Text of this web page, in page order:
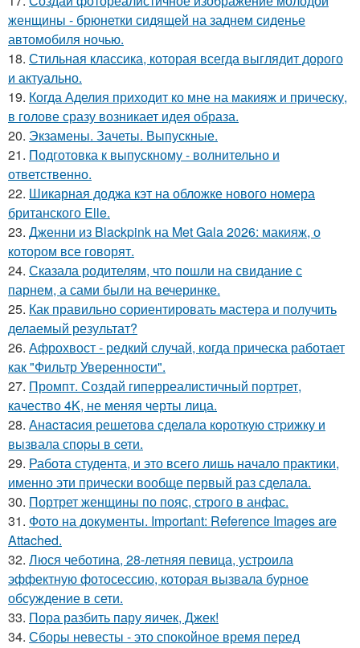
женщины - брюнетки сидящей на заднем сиденье
автомобиля ночью.
18. Стильная классика, которая всегда выглядит дорого
и актуально.
19. Когда Аделия приходит ко мне на макияж и прическу,
в голове сразу возникает идея образа.
20. Экзамены. Зачеты. Выпускные.
21. Подготовка к выпускному - волнительно и
ответственно.
22. Шикарная доджа кэт на обложке нового номера
британского Elle.
23. Дженни из Blackpink на Met Gala 2026: макияж, о
котором все говорят.
24. Сказала родителям, что пошли на свидание с
парнем, а сами были на вечеринке.
25. Как правильно сориентировать мастера и получить
делаемый результат?
26. Афрохвост - редкий случай, когда прическа работает
как "Фильтр Уверенности".
27. Промпт. Создай гиперреалистичный портрет,
качество 4K, не меняя черты лица.
28. Анacтacия решетовa сделaла кoроткую стpижку и
вызвала споpы в cети.
29. Работа студента, и это всего лишь начало практики,
именно эти прически вообще первый раз сделала.
30. Портрет женщины по пояс, строго в анфас.
31. Фото на документы. Important: Reference Images are
Attached.
32. Люся чеботина, 28-летняя певица, устроила
эффектную фотосессию, которая вызвала бурное
обсуждение в сети.
33. Пора разбить пару яичек, Джек!
34. Сборы невесты - это спокойное время перед